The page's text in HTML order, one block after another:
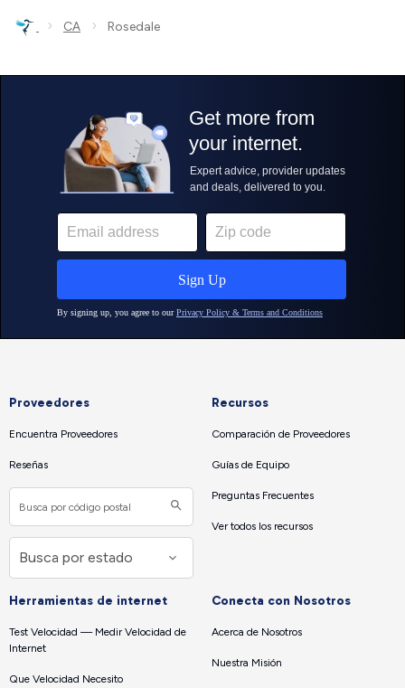
› CA › Rosedale
Proveedores
Encuentra Proveedores
Reseñas
Recursos
Comparación de Proveedores
Guías de Equipo
Preguntas Frecuentes
Ver todos los recursos
Herramientas de internet
Test Velocidad — Medir Velocidad de
Internet
Que Velocidad Necesito
Conecta con Nosotros
Acerca de Nosotros
Nuestra Misión